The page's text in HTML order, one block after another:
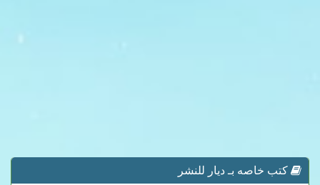
كتب خاصه بـ ديار للنشر